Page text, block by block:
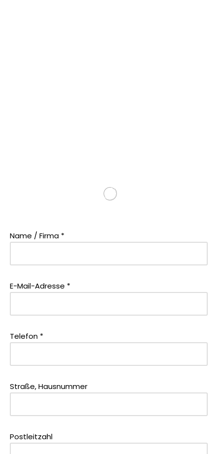
Name / Firma *
E-Mail-Adresse *
Telefon *
Straße, Hausnummer
Postleitzahl